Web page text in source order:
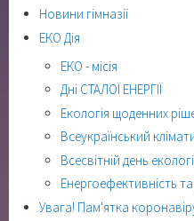
Новини гімназії
ЕКО Дія
ЕКО - місія
Дні СТАЛОЇ ЕНЕРГІЇ
Екологія щоденних
Всеукраїнський
Всесвітній день
Енергоефективність
Увага! Пам'ятка